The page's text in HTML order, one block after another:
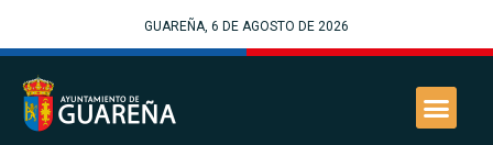
GUAREÑA, 6 DE AGOSTO DE 2026